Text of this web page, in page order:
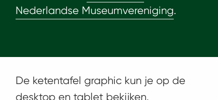
Nederlandse Museumvereniging.
De ketentafel graphic kun je op de
desktop en tablet bekijken.